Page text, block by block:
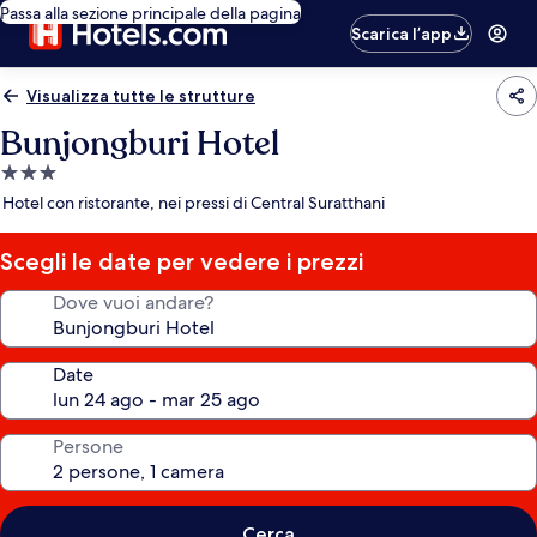
Passa alla sezione principale della pagina
Scarica l’app
Visualizza tutte le strutture
Bunjongburi Hotel
Struttura
a
stelle
Hotel con ristorante, nei pressi di Central Suratthani
Scegli le date per vedere i prezzi
Dove vuoi andare?
Date
Persone